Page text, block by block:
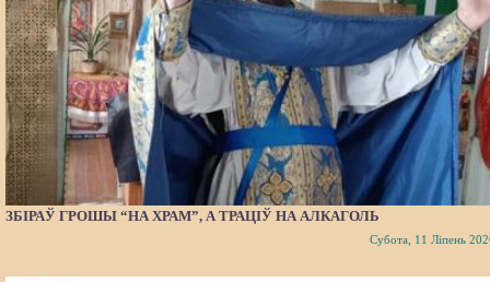
ЗБІРАЎ ГРОШЫ “НА ХРАМ”, А ТРАЦІЎ НА АЛКАГОЛЬ
Субота, 11 Ліпень